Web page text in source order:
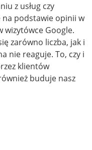
z usług czy
podstawie opinii w
wizytówce Google.
zarówno liczba, jak i
nie reaguje. To, czy i
klientów
buduje nasz